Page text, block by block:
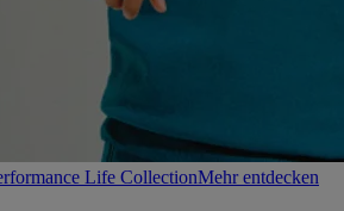
Life CollectionMehr entdecken